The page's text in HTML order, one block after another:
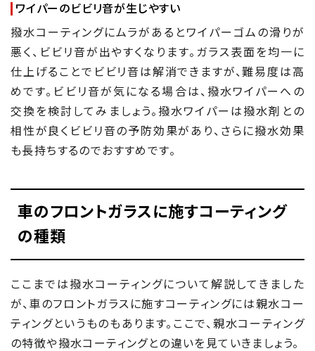
ワイパーのビビリ音が生じやすい
撥水コーティングにムラがあるとワイパーゴムの滑りが
悪く、ビビリ音が出やすくなります。ガラス表面を均一に
仕上げることでビビリ音は解消できますが、難易度は高
めです。ビビリ音が気になる場合は、撥水ワイパーへの
交換を検討してみましょう。撥水ワイパーは撥水剤との
相性が良くビビリ音の予防効果があり、さらに撥水効果
も長持ちするのでおすすめです。
車のフロントガラスに施すコーティング
の種類
ここまでは撥水コーティングについて解説してきました
が、車のフロントガラスに施すコーティングには親水コー
ティングというものもあります。ここで、親水コーティング
の特徴や撥水コーティングとの違いを見ていきましょう。